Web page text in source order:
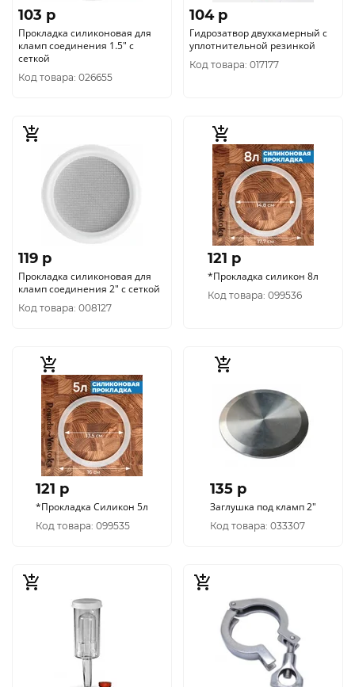
103 p
Прокладка силиконовая для
кламп соединения 1.5" с
сеткой
Код товара: 026655
104 p
Гидрозатвор двухкамерный с
уплотнительной резинкой
Код товара: 017177
119 p
Прокладка силиконовая для
кламп соединения 2" с сеткой
Код товара: 008127
121 p
*Прокладка силикон 8л
Код товара: 099536
121 p
*Прокладка Силикон 5л
Код товара: 099535
135 p
Заглушка под кламп 2"
Код товара: 033307